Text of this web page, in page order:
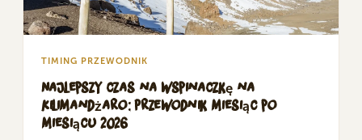
TIMING PRZEWODNIK
Najlepszy czas na wspinaczkę na
Kilimandżaro: Przewodnik miesiąc po
miesiącu 2026